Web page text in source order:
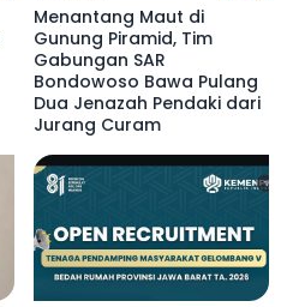
Menantang Maut di
Gunung Piramid, Tim
Gabungan SAR
Bondowoso Bawa Pulang
Dua Jenazah Pendaki dari
Jurang Curam